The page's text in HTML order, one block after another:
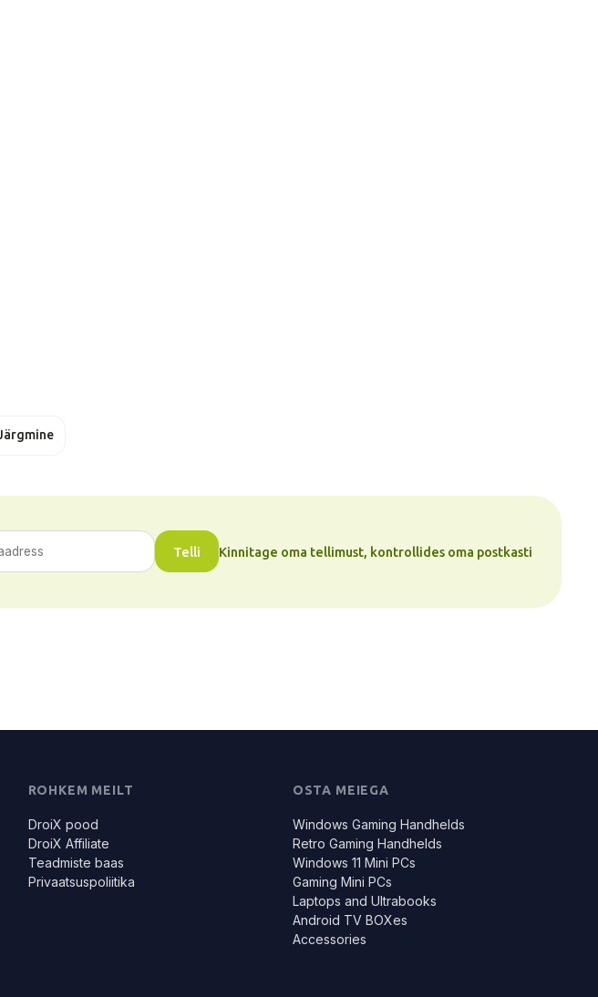
Telli Kinnitage oma tellimust, kontrollides oma postkasti
ROHKEM MEILT
DroiX pood
DroiX Affiliate
Teadmiste baas
Privaatsuspoliitika
OSTA MEIEGA
Windows Gaming Handhelds
Retro Gaming Handhelds
Windows 11 Mini PCs
Gaming Mini PCs
Laptops and Ultrabooks
Android TV BOXes
Accessories